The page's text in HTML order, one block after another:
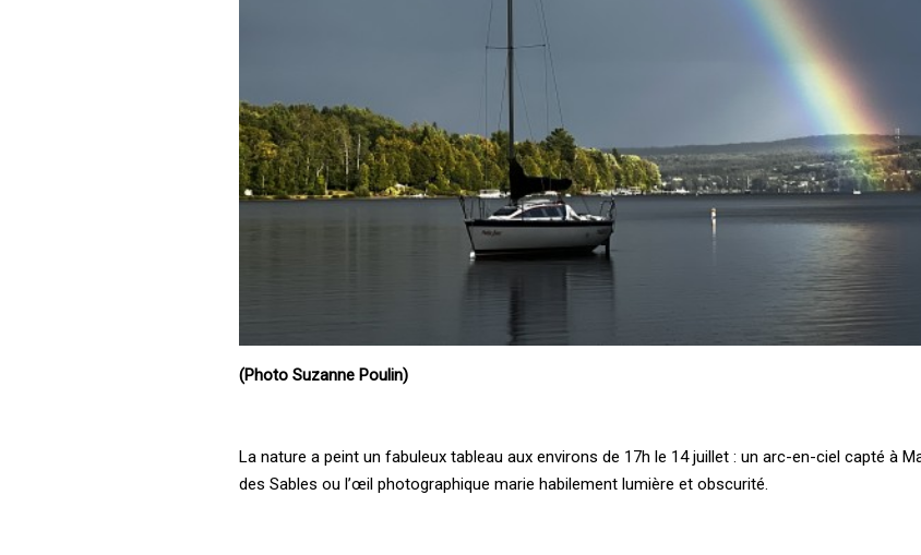
(Photo Suzanne Poulin)
La nature a peint un fabuleux tableau aux environs de 17h le 14 juillet : un arc-en-ciel capté à
des Sables ou l’œil photographique marie habilement lumière et obscurité.